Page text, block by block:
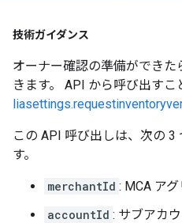
技術ガイダンス
オーナー確認の準備ができ
きます。 API から呼び出すこ
この API 呼び出しは、次の 3
す。
merchantId : MCA ア
accountId : サブアカ